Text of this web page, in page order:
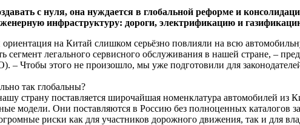
с нуля, она нуждается в глобальной реформе и
инфраструктуру: дороги, электрификацию и
на Китай слишком серьёзно повлияли на всю
сегмент легального сервисного обслуживания в нашей стране, –
– Чтобы этого не произошло, мы уже подготовили для
так глобальны?
страну поставляется широчайшая номенклатура автомобилей из
модели. Они поставляются в Россию без полноценных
риски как для участников дорожного движения, так и для